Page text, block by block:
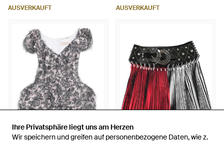
Ihre Privatsphäre liegt uns am Herzen
Wir speichern und greifen auf personenbezogene Daten, wie z.
Ihre Privatsphäre liegt uns am Herzen
Wir speichern und greifen auf personenbezogene Daten, wie z.
AUSVERKAUFT AUSVERKAUFT